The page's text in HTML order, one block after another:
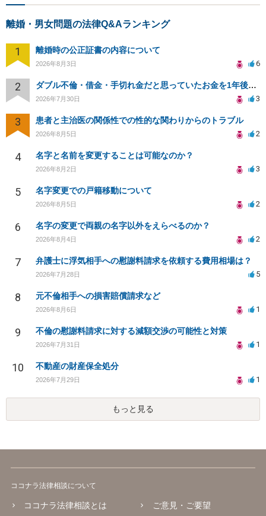
離婚・男女問題の法律Q&Aランキング
1 離婚時の公正証書の内容について
2026年8月3日 6
2 ダブル不倫・借金・手切れ金だと思っていたお金を1年後いまさら脅迫罪として通知書が来てまとめて請求
2026年7月30日 3
3 患者と主治医の関係性での性的な関わりからのトラブル
2026年8月5日 2
4 名字と名前を変更することは可能なのか？
2026年8月2日 3
5 名字変更での戸籍移動について
2026年8月5日 2
6 名字の変更で両親の名字以外をえらべるのか？
2026年8月4日 2
7 弁護士に浮気相手への慰謝料請求を依頼する費用相場は？
2026年7月28日 5
8 元不倫相手への損害賠償請求など
2026年8月6日 1
9 不倫の慰謝料請求に対する減額交渉の可能性と対策
2026年7月31日 1
10 不動産の財産保全処分
2026年7月29日 1
もっと見る
ココナラ法律相談について
ココナラ法律相談とは
ご意見・ご要望